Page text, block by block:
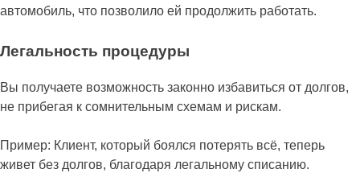
автомобиль, что позволило ей продолжить работать.
Легальность процедуры
Вы получаете возможность законно избавиться от долгов,
не прибегая к сомнительным схемам и рискам.
Пример: Клиент, который боялся потерять всё, теперь
живет без долгов, благодаря легальному списанию.